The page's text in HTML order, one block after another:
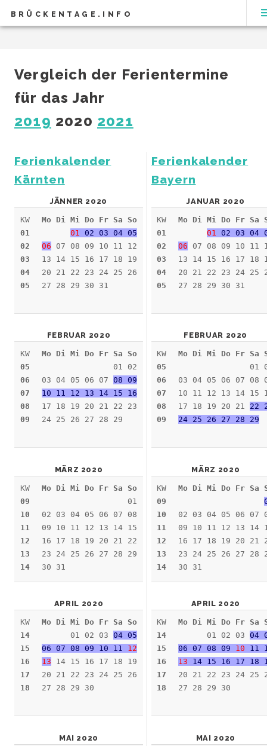
BRÜCKENTAGE.INFO
Vergleich der Ferientermine
für das Jahr
2019 2020 2021
Ferienkalender
Kärnten
JÄNNER 2020
KW
01
02
03
04
05
Mo Di Mi Do Fr Sa So
01
02 03 04 05
06 07 08 09 10 11 12
13 14 15 16 17 18 19
20 21 22 23 24 25 26
27 28 29 30 31
FEBRUAR 2020
KW
05
06
07
08
09
Mo Di Mi Do Fr Sa So
01 02
03 04 05 06 07 08 09
10 11 12 13 14 15 16
17 18 19 20 21 22 23
24 25 26 27 28 29
MÄRZ 2020
KW
09
10
11
12
13
14
Mo Di Mi Do Fr Sa So
01
02 03 04 05 06 07 08
09 10 11 12 13 14 15
16 17 18 19 20 21 22
23 24 25 26 27 28 29
30 31
APRIL 2020
KW
14
15
16
17
18
Mo Di Mi Do Fr Sa So
01 02 03 04 05
06 07 08 09 10 11 12
13 14 15 16 17 18 19
20 21 22 23 24 25 26
27 28 29 30
MAI 2020
Ferienkalender
Bayern
JANUAR 2020
KW
01
02
03
04
05
Mo Di Mi Do Fr Sa
01
02 03 04
06 07 08 09 10 11
13 14 15 16 17 18
20 21 22 23 24 25
27 28 29 30 31
FEBRUAR 2020
KW
05
06
07
08
09
Mo Di Mi Do Fr Sa
01
03 04 05 06 07 08
10 11 12 13 14 15
17 18 19 20 21 22
24 25 26 27 28 29
MÄRZ 2020
KW
09
10
11
12
13
14
Mo Di Mi Do Fr Sa
02 03 04 05 06 07
09 10 11 12 13 14
16 17 18 19 20 21
23 24 25 26 27 28
30 31
APRIL 2020
KW
14
15
16
17
18
Mo Di Mi Do Fr Sa
01 02 0304
06 07 08 09 10 11
13 14 15 16 17 18
20 21 22 23 24 25
27 28 29 30
MAI 2020